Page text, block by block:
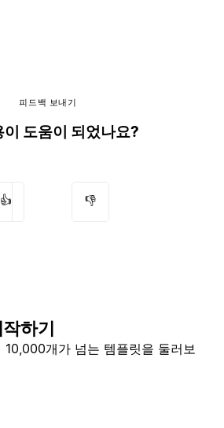
피드백 보내기
이 도움이 되었나요?
👍 👎
하기
10,000개가 넘는 템플릿을 둘러보